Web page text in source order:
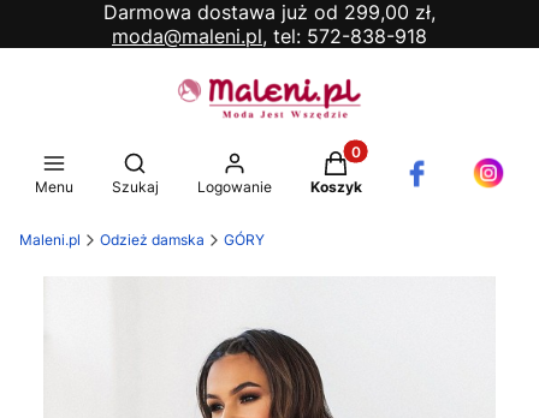
Darmowa dostawa już od 299,00 zł,
moda@maleni.pl, tel: 572-838-918
Menu
Otwórz wyszukiwarkę
Szukaj Logowanie
Produkty w koszyku: 0.
Koszyk
Maleni.pl Odzież damska GÓRY